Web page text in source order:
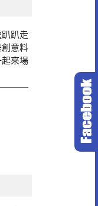
趴走
意料
來場